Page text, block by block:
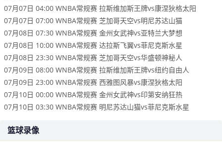
07月07日 04:00 WNBA常规赛 拉斯维加斯王牌vs康涅狄格太阳
07月07日 07:00 WNBA常规赛 芝加哥天空vs明尼苏达山猫
07月08日 07:30 WNBA常规赛 金州女武神vs亚特兰大梦想
07月08日 10:00 WNBA常规赛 达拉斯飞翼vs菲尼克斯水星
07月08日 23:30 WNBA常规赛 芝加哥天空vs华盛顿神秘人
07月09日 08:00 WNBA常规赛 拉斯维加斯王牌vs纽约自由人
07月09日 23:00 WNBA常规赛 西雅图风暴vs康涅狄格太阳
07月10日 00:00 WNBA常规赛 金州女武神vs印第安纳狂热
07月10日 03:30 WNBA常规赛 明尼苏达山猫vs菲尼克斯水星
篮球录像